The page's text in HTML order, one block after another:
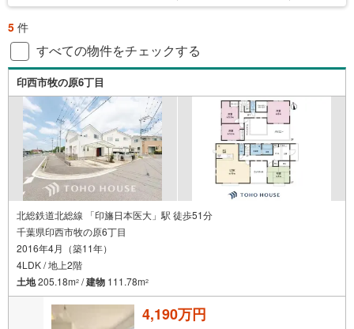
5 件
すべての物件をチェックする
印西市牧の原6丁目
北総鉄道北総線 「印旛日本医大」駅 徒歩51分
千葉県印西市牧の原6丁目
2016年4月（築11年）
4LDK / 地上2階
土地205.18m2 /建物 111.78m2
4,190万円